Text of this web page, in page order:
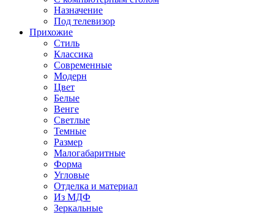
Назначение
Под телевизор
Прихожие
Стиль
Классика
Современные
Модерн
Цвет
Белые
Венге
Светлые
Темные
Размер
Малогабаритные
Форма
Угловые
Отделка и материал
Из МДФ
Зеркальные